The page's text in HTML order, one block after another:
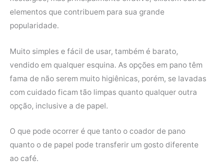
elementos que contribuem para sua grande
popularidade.
Muito simples e fácil de usar, também é barato,
vendido em qualquer esquina. As opções em pano têm
fama de não serem muito higiênicas, porém, se lavadas
com cuidado ficam tão limpas quanto qualquer outra
opção, inclusive a de papel.
O que pode ocorrer é que tanto o coador de pano
quanto o de papel pode transferir um gosto diferente
ao café.